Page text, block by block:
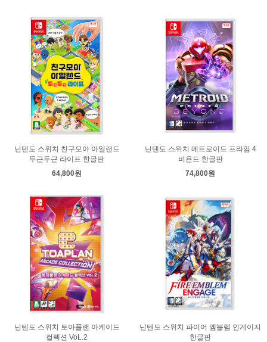
닌텐도 스위치 친구모아 아일랜드
두근두근 라이프 한글판
64,800원
닌텐도 스위치 메트로이드 프라임 4
비욘드 한글판
74,800원
닌텐도 스위치 토아플랜 아케이드
컬렉션 VoL.2
닌텐도 스위치 파이어 엠블렘 인게이지
한글판